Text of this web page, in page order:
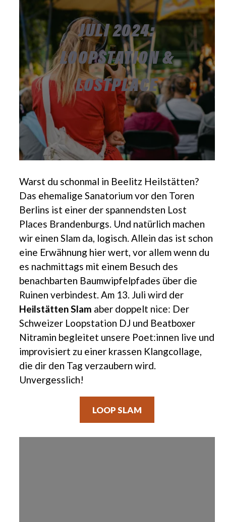
JULI 2024:
LOOPSTATION &
LOSTPLACE
Warst du schonmal in Beelitz Heilstätten?
Das ehemalige Sanatorium vor den Toren
Berlins ist einer der spannendsten Lost
Places Brandenburgs. Und natürlich machen
wir einen Slam da, logisch. Allein das ist schon
eine Erwähnung hier wert, vor allem wenn du
es nachmittags mit einem Besuch des
benachbarten Baumwipfelpfades über die
Ruinen verbindest. Am 13. Juli wird der
Heilstätten Slam aber doppelt nice: Der
Schweizer Loopstation DJ und Beatboxer
Nitramin begleitet unsere Poet:innen live und
improvisiert zu einer krassen Klangcollage,
die dir den Tag verzaubern wird.
Unvergesslich!
LOOP SLAM